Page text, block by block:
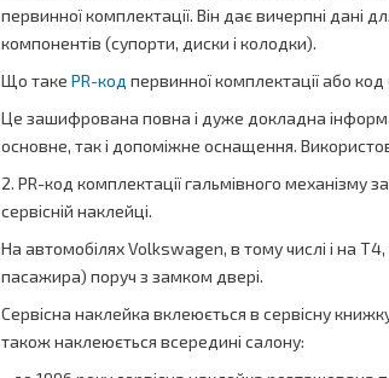
первинної комплектації. Він дає вичерпні дані
компонентів (супорти, диски і колодки).
Що таке PR-код первинної комплектації або
Це зашифрована повна і дуже докладна
основне, так і допоміжне оснащення.
2. PR-код комплектації гальмівного механізму
сервісній наклейці.
На автомобілях Volkswagen, в тому числі і на
пасажира) поруч з замком двері.
Сервісна наклейка вклеюється в сервісну
також наклеюється всередині салону: